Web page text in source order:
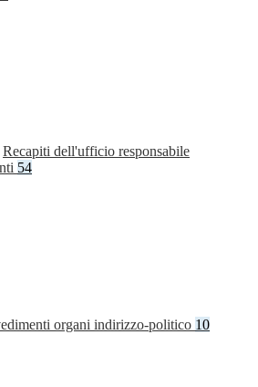
Recapiti dell'ufficio responsabile
54
organi indirizzo-politico 10